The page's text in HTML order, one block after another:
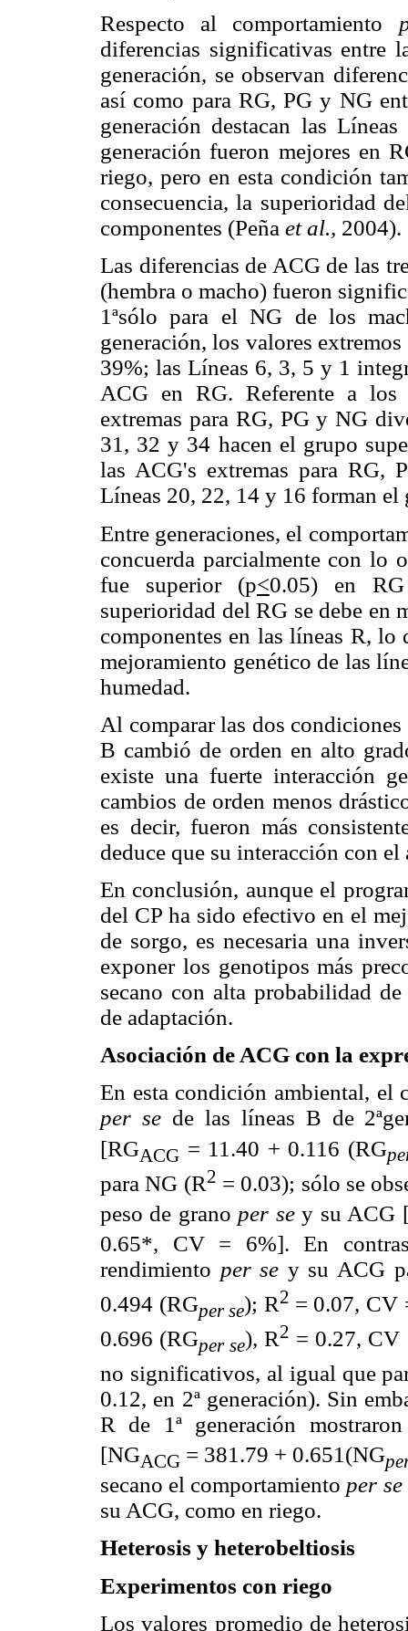
Respecto al comportamiento
diferencias significativas entre
generación, se observan
así como para RG, PG y NG
generación destacan las
generación fueron mejores en
riego, pero en esta condición
consecuencia, la superioridad
componentes (Peña et al., 2004).
Las diferencias de ACG de las
(hembra o macho) fueron
1ªsólo para el NG de los
generación, los valores
39%; las Líneas 6, 3, 5 y 1
ACG en RG. Referente a los
extremas para RG, PG y NG
31, 32 y 34 hacen el grupo
las ACG's extremas para
Líneas 20, 22, 14 y 16 forman
Entre generaciones, el
concuerda parcialmente con lo
fue superior (p<0.05) en
superioridad del RG se debe en
componentes en las líneas R,
mejoramiento genético de las
humedad.
Al comparar las dos
B cambió de orden en alto
existe una fuerte interacción
cambios de orden menos
es decir, fueron más
deduce que su interacción con el
En conclusión, aunque el
del CP ha sido efectivo en el
de sorgo, es necesaria una
exponer los genotipos más
secano con alta probabilidad
de adaptación.
Asociación de ACG con la
En esta condición ambiental, el
per se de las líneas B de
[RGACG = 11.40 + 0.116 (RG
para NG (R2 = 0.03); sólo se
peso de grano per sey su ACG
0.65*, CV = 6%]. En
rendimiento per se y su ACG
0.494 (RGper se); R2 = 0.07, CV
0.696 (RGper se), R2 = 0.27, CV
no significativos, al igual que
0.12, en 2ª generación). Sin
R de 1ª generación
[NGACG = 381.79 + 0.651(NG
secano el comportamiento per se
su ACG, como en riego.
Heterosis y heterobeltiosis
Experimentos con riego
Los valores promedio de